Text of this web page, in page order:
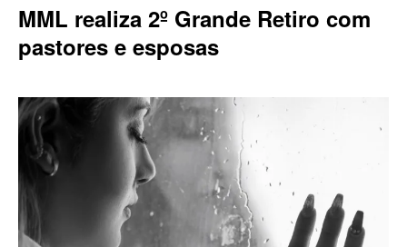
MML realiza 2º Grande Retiro com
pastores e esposas